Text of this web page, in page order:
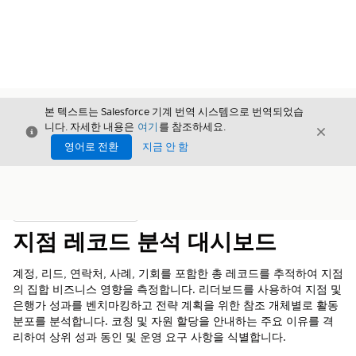
닫기
본 텍스트는 Salesforce 기계 번역 시스템으로 번역되었습
니다. 자세한 내용은 여기 를 참조하세요.
영어로 전환
지금 안 함
닫기
지점 레코드 분석 대시보드
계정, 리드, 연락처, 사례, 기회를 포함한 총 레코드를 추적하여 지점
의 집합 비즈니스 영향을 측정합니다. 리더보드를 사용하여 지점 및
은행가 성과를 벤치마킹하고 전략 계획을 위한 참조 개체별로 활동
분포를 분석합니다. 코칭 및 자원 할당을 안내하는 주요 이유를 격
리하여 상위 성과 동인 및 운영 요구 사항을 식별합니다.